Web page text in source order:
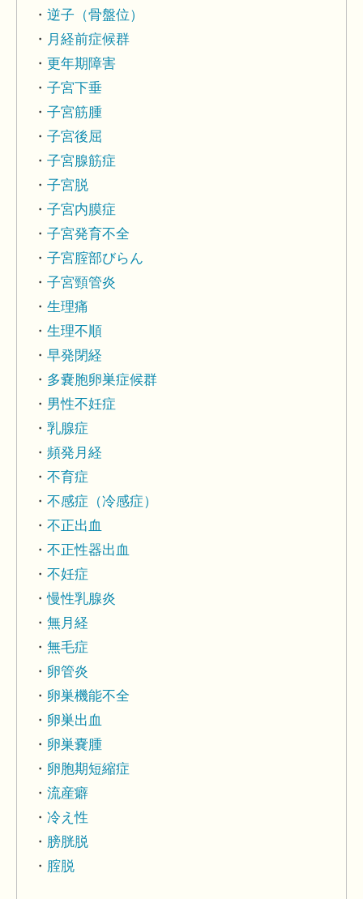
逆子（骨盤位）
月経前症候群
更年期障害
子宮下垂
子宮筋腫
子宮後屈
子宮腺筋症
子宮脱
子宮内膜症
子宮発育不全
子宮腟部びらん
子宮頸管炎
生理痛
生理不順
早発閉経
多嚢胞卵巣症候群
男性不妊症
乳腺症
頻発月経
不育症
不感症（冷感症）
不正出血
不正性器出血
不妊症
慢性乳腺炎
無月経
無毛症
卵管炎
卵巣機能不全
卵巣出血
卵巣嚢腫
卵胞期短縮症
流産癖
冷え性
膀胱脱
腟脱